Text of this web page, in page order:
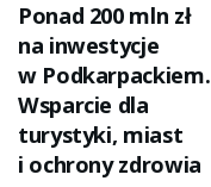
Ponad 200 mln zł
na inwestycje
w Podkarpackiem.
Wsparcie dla
turystyki, miast
i ochrony zdrowia